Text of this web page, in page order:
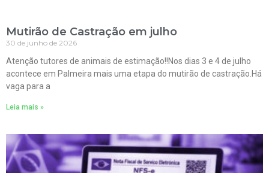
Mutirão de Castração em julho
30 de junho de 2026
Atenção tutores de animais de estimação!!Nos dias 3 e 4 de julho
acontece em Palmeira mais uma etapa do mutirão de castração.Há
vaga para a
Leia mais »